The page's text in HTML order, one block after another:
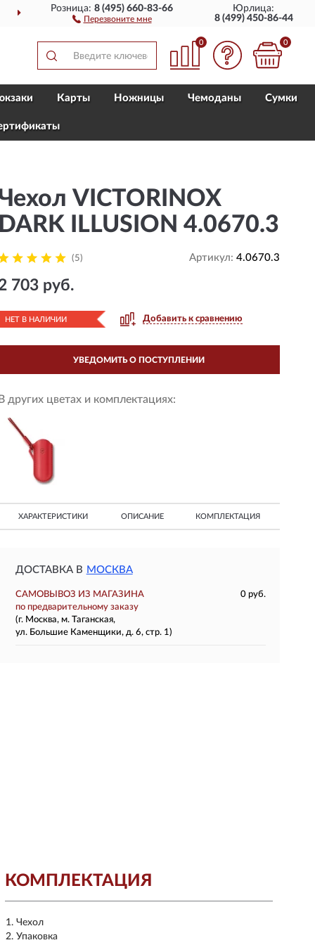
ДОСТАВИМПО ВСЕЙ РОССИИ
Розница:8 (495) 660-83-66
Перезвоните мне
Юрлица:
8 (499) 450-86-44
0 0
Карты Ножницы Чемоданы Сумки
VICTORINOX
DARK ILLUSION 4.0670.3
(5) Артикул: 4.0670.3
703 руб.
НЕТ В НАЛИЧИИ Добавить к сравнению
УВЕДОМИТЬ О ПОСТУПЛЕНИИ
В других цветах и комплектациях:
ХАРАКТЕРИСТИКИ ОПИСАНИЕ КОМПЛЕКТАЦИЯ
ДОСТАВКА В МОСКВА
САМОВЫВОЗ ИЗ МАГАЗИНА
0 руб.
по предварительному заказу
(г. Москва, м. Таганская,
ул. Большие Каменщики, д. 6, стр. 1)
КОМПЛЕКТАЦИЯ
Чехол
Упаковка